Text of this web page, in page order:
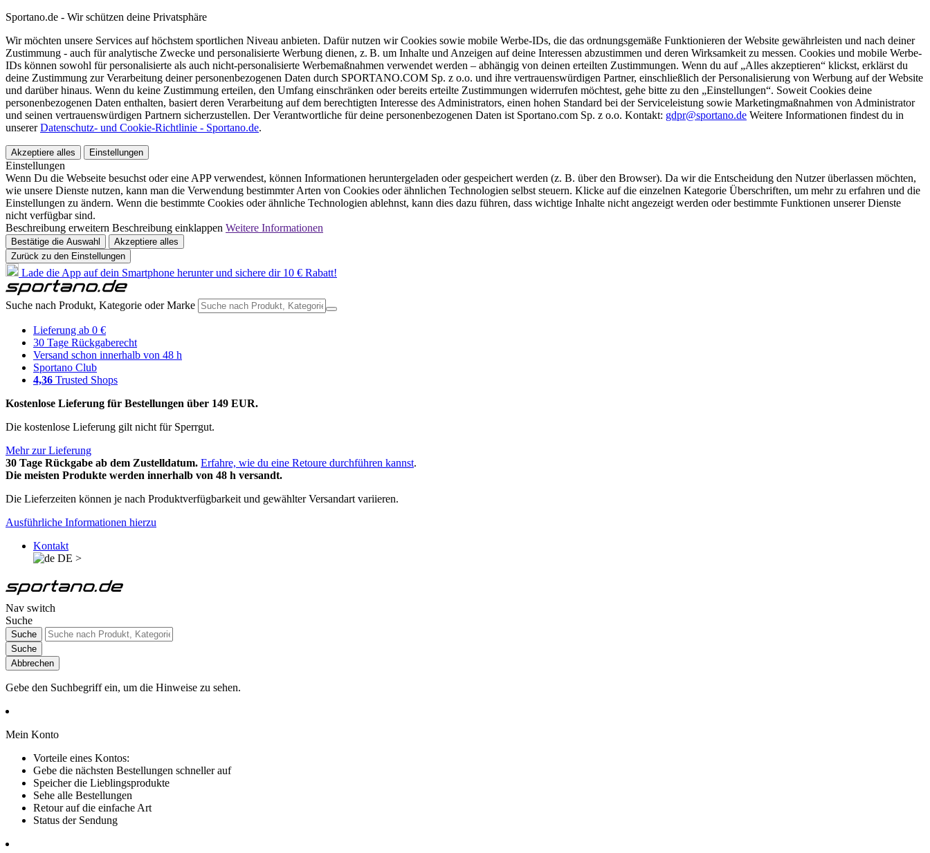
Sportano.de - Wir schützen deine Privatsphäre
Wir möchten unsere Services auf höchstem sportlichen Niveau anbieten. Dafür nutzen wir Cookies sowie mobile Werbe-IDs, die das ordnungsgemäße Funktionieren der Website gewährleisten und nach deiner
Zustimmung - auch für analytische Zwecke und personalisierte Werbung dienen, z. B. um Inhalte und Anzeigen auf deine Interessen abzustimmen und deren Wirksamkeit zu messen. Cookies und mobile Werbe-
IDs können sowohl für personalisierte als auch nicht-personalisierte Werbemaßnahmen verwendet werden – abhängig von deinen erteilten Zustimmungen. Wenn du auf „Alles akzeptieren“ klickst, erklärst du
deine Zustimmung zur Verarbeitung deiner personenbezogenen Daten durch SPORTANO.COM Sp. z o.o. und ihre vertrauenswürdigen Partner, einschließlich der Personalisierung von Werbung auf der Website
und darüber hinaus. Wenn du keine Zustimmung erteilen, den Umfang einschränken oder bereits erteilte Zustimmungen widerrufen möchtest, gehe bitte zu den „Einstellungen“. Soweit Cookies deine
personenbezogenen Daten enthalten, basiert deren Verarbeitung auf dem berechtigten Interesse des Administrators, einen hohen Standard bei der Serviceleistung sowie Marketingmaßnahmen von Administrator
und seinen vertrauenswürdigen Partnern sicherzustellen. Der Verantwortliche für deine personenbezogenen Daten ist Sportano.com Sp. z o.o. Kontakt: gdpr@sportano.de Weitere Informationen findest du in
unsererDatenschutz- und Cookie-Richtlinie - Sportano.de.
Akzeptiere alles Einstellungen
Einstellungen
Wenn Du die Webseite besuchst oder eine APP verwendest, können Informationen heruntergeladen oder gespeichert werden (z. B. über den Browser). Da wir die Entscheidung den Nutzer überlassen möchten,
wie unsere Dienste nutzen, kann man die Verwendung bestimmter Arten von Cookies oder ähnlichen Technologien selbst steuern. Klicke auf die einzelnen Kategorie Überschriften, um mehr zu erfahren und die
Einstellungen zu ändern. Wenn die bestimmte Cookies oder ähnliche Technologien ablehnst, kann dies dazu führen, dass wichtige Inhalte nicht angezeigt werden oder bestimmte Funktionen unserer Dienste
nicht verfügbar sind.
Beschreibung erweitern Beschreibung einklappen Weitere Informationen
Bestätige die Auswahl
Akzeptiere alles
Zurück zu den Einstellungen
Lade die App auf dein Smartphone herunter und sichere dir 10 € Rabatt!
Suche nach Produkt, Kategorie oder Marke
Lieferung ab 0 €
30 Tage Rückgaberecht
Versand schon innerhalb von 48 h
Sportano Club
4,36 Trusted Shops
Kostenlose Lieferung für Bestellungen über 149 EUR.
Die kostenlose Lieferung gilt nicht für Sperrgut.
Mehr zur Lieferung
30 Tage Rückgabe ab dem Zustelldatum. Erfahre, wie du eine Retoure durchführen kannst.
Die meisten Produkte werden innerhalb von 48 h versandt.
Die Lieferzeiten können je nach Produktverfügbarkeit und gewählter Versandart variieren.
Ausführliche Informationen hierzu
Kontakt
DE >
Nav switch
Suche
Suche
Suche
Abbrechen
Gebe den Suchbegriff ein, um die Hinweise zu sehen.
Mein Konto
Vorteile eines Kontos:
Gebe die nächsten Bestellungen schneller auf
Speicher die Lieblingsprodukte
Sehe alle Bestellungen
Retour auf die einfache Art
Status der Sendung